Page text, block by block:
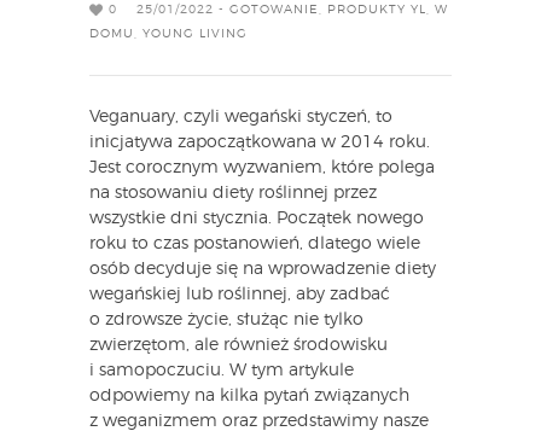
0 25/01/2022 - GOTOWANIE PRODUKTY YL
W
DOMU
YOUNG LIVING
Veganuary, czyli wegański styczeń, to
inicjatywa zapoczątkowana w 2014 roku.
Jest corocznym wyzwaniem, które polega
na stosowaniu diety roślinnej przez
wszystkie dni stycznia. Początek nowego
roku to czas postanowień, dlatego wiele
osób decyduje się na wprowadzenie diety
wegańskiej lub roślinnej, aby zadbać
o zdrowsze życie, służąc nie tylko
zwierzętom, ale również środowisku
i samopoczuciu. W tym artykule
odpowiemy na kilka pytań związanych
z weganizmem oraz przedstawimy nasze